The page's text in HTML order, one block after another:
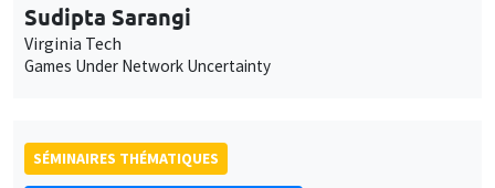
Sudipta Sarangi
Virginia Tech
Games Under Network Uncertainty
SÉMINAIRES THÉMATIQUES